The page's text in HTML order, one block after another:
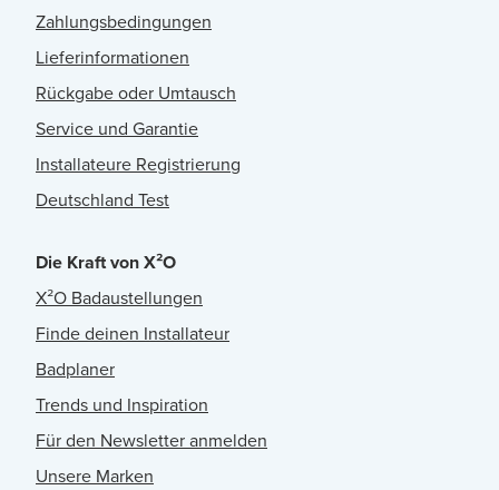
Zahlungsbedingungen
Lieferinformationen
Rückgabe oder Umtausch
Service und Garantie
Installateure Registrierung
Deutschland Test
Die Kraft von X²O
X²O Badaustellungen
Finde deinen Installateur
Badplaner
Trends und Inspiration
Für den Newsletter anmelden
Unsere Marken